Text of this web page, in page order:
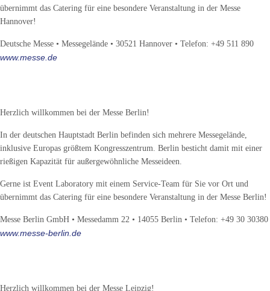
übernimmt das Catering für eine besondere Veranstaltung in der Messe
Hannover!
Deutsche Messe • Messegelände • 30521 Hannover • Telefon: +49 511 890
www.messe.de
Herzlich willkommen bei der Messe Berlin!
In der deutschen Hauptstadt Berlin befinden sich mehrere Messegelände,
inklusive Europas größtem Kongresszentrum. Berlin besticht damit mit einer
rießigen Kapazität für außergewöhnliche Messeideen.
Gerne ist Event Laboratory mit einem Service-Team für Sie vor Ort und
übernimmt das Catering für eine besondere Veranstaltung in der Messe Berlin!
Messe Berlin GmbH • Messedamm 22 • 14055 Berlin • Telefon: +49 30 30380
www.messe-berlin.de
Herzlich willkommen bei der Messe Leipzig!